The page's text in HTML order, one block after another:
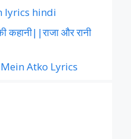
lyrics hindi
कहानी||राजा और रानी
Atko Lyrics